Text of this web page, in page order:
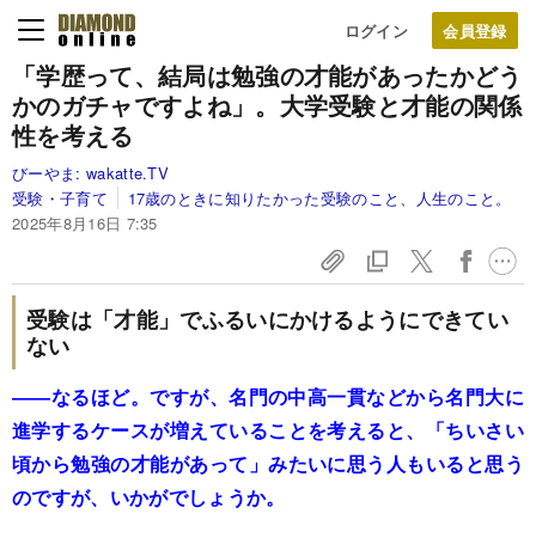
ログイン
「学歴って、結局は勉強の才能があったかどう
かのガチャですよね」。大学受験と才能の関係
性を考える
びーやま: wakatte.TV
受験・子育て
17歳のときに知りたかった受験のこと、人生のこと。
2025年8月16日 7:35
受験は「才能」でふるいにかけるようにできてい
ない
――なるほど。ですが、名門の中高一貫などから名門大に
進学するケースが増えていることを考えると、「ちいさい
頃から勉強の才能があって」みたいに思う人もいると思う
のですが、いかがでしょうか。